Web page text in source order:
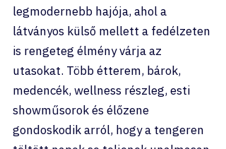
legmodernebb hajója, ahol a
látványos külső mellett a fedélzeten
is rengeteg élmény várja az
utasokat. Több étterem, bárok,
medencék, wellness részleg, esti
showműsorok és élőzene
gondoskodik arról, hogy a tengeren